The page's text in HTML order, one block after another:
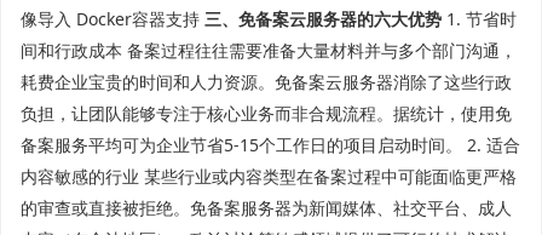
像导入 Docker容器支持 三、免备案云服务器的六大优势 1. 节省时
间和行政成本 备案过程往往需要准备大量材料并与多个部门沟通，
耗费企业宝贵的时间和人力资源。免备案云服务器消除了这些行政
负担，让团队能够专注于核心业务而非合规流程。据统计，使用免
备案服务平均可为企业节省5-15个工作日的项目启动时间。 2. 适合
内容敏感的行业 某些行业或内容类型在备案过程中可能面临更严格
的审查或直接被拒绝。免备案服务器为新闻媒体、社交平台、成人